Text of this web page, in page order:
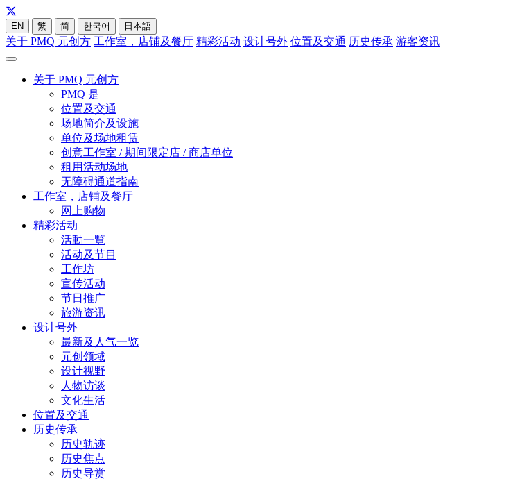
EN 繁 简 한국어 日本語
关于 PMQ 元创方 工作室，店铺及餐厅 精彩活动 设计号外 位置及交通 历史传承 游客资讯
关于 PMQ 元创方
PMQ 是
位置及交通
场地简介及设施
单位及场地租赁
创意工作室 / 期间限定店 / 商店单位
租用活动场地
无障碍通道指南
工作室，店铺及餐厅
网上购物
精彩活动
活動一覧
活动及节目
工作坊
宣传活动
节日推广
旅游资讯
设计号外
最新及人气一览
元创领域
设计视野
人物访谈
文化生活
位置及交通
历史传承
历史轨迹
历史焦点
历史导赏